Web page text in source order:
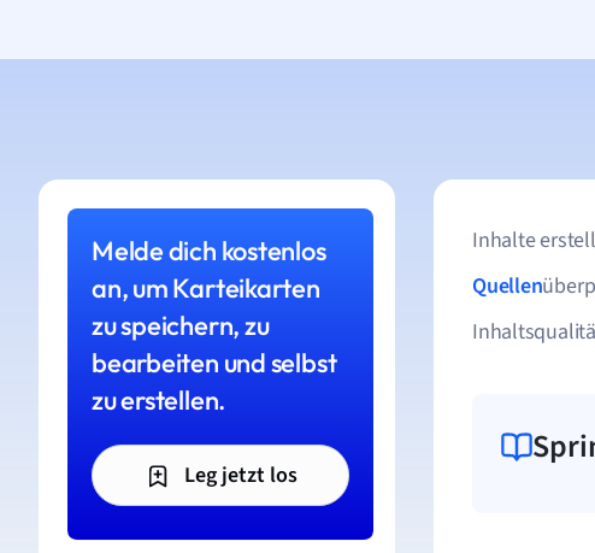
Melde dich kostenlos
an, um Karteikarten
zu speichern, zu
bearbeiten und selbst
zu erstellen.
Leg jetzt los
Inhalte
Quellen